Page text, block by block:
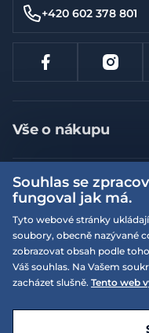
+420 602 378 801
Vše o nákupu
Jak nakupovat
Nejčastější dotazy
Doprava a platba
Vrácení a výměna
Reklamace
Velikostní tabulky
Více informací
Obchodní
Podmínky EQS
On-line katalogy
Naše prodejny
EQS Rudná
E-shop vytvořila a technicky
Souhlas se
fungoval jak má.
Tyto webové stránky
soubory, obecně nazývané
zobrazovat obsah podle
Váš souhlas. Na Vašem
zacházet slušně. Tento web